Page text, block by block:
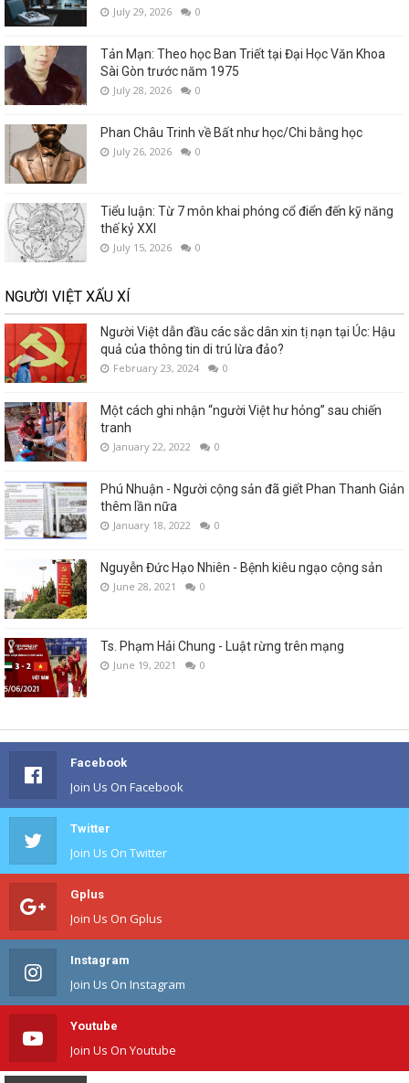
July 29, 2026 0
Tản Mạn: Theo học Ban Triết tại Đại Học Văn Khoa
Sài Gòn trước năm 1975
July 28, 2026 0
Phan Châu Trinh về Bất như học/Chi bằng học
July 26, 2026 0
Tiểu luận: Từ 7 môn khai phóng cổ điển đến kỹ năng
thế kỷ XXI
July 15, 2026 0
NGƯỜI VIỆT XẤU XÍ
Người Việt dẫn đầu các sắc dân xin tị nạn tại Úc: Hậu
quả của thông tin di trú lừa đảo?
February 23, 2024 0
Một cách ghi nhận “người Việt hư hỏng” sau chiến
tranh
January 22, 2022 0
Phú Nhuận - Người cộng sản đã giết Phan Thanh Giản
thêm lần nữa
January 18, 2022 0
Nguyễn Đức Hạo Nhiên - Bệnh kiêu ngạo cộng sản
June 28, 2021 0
Ts. Phạm Hải Chung - Luật rừng trên mạng
June 19, 2021 0
Facebook
Join Us On Facebook
Twitter
Join Us On Twitter
Gplus
Join Us On Gplus
Instagram
Join Us On Instagram
Youtube
Join Us On Youtube